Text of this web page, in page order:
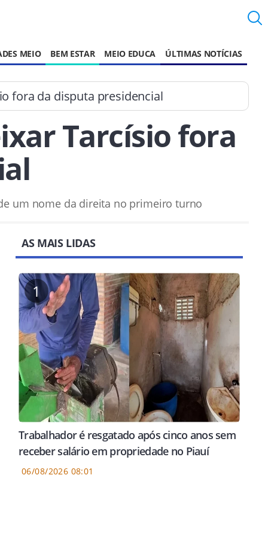
MEIO BEM ESTAR MEIO EDUCA ÚLTIMAS NOTÍCIAS
fora da disputa presidencial
Tarcísio fora
um nome da direita no primeiro turno
AS MAIS LIDAS
1
Trabalhador é resgatado após cinco anos sem
receber salário em propriedade no Piauí
06/08/2026 08:01